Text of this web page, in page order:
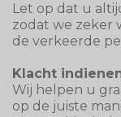
Let op dat u
zodat we zeker
de verkeerde
Klacht
Wij helpen u
op de juiste